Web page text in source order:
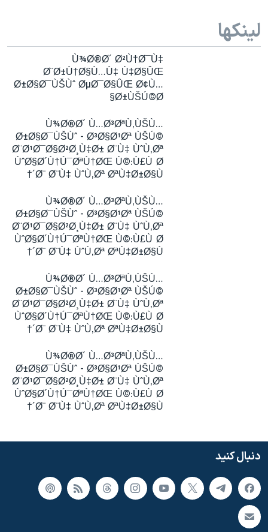
لینکها
Ù¾Ø®Ø´ Ø²Ù†Ø¯Ù‡
Ø¨Ø±Ù†Ø§Ù…Ù‡ Ù‡Ø§ÛŒ
Ø±Ø§Ø¯ÙŠÙˆ ØµØ¯Ø§ÛŒ Ø¢Ù…
Ø±ÙŠÚ©Ø§
Ù¾Ø®Ø´ Ù…Ø³ØªÙ‚ÙŠÙ…
Ø±Ø§Ø¯ÙŠÙˆ - Ø³Ø§Ø¹Øª ÙŠÚ©
Ø¨Ø¹Ø¯Ø§Ø²Ø¸Ù‡Ø± Ø¨Ù‡ ÙˆÙ‚Øª
ÙˆØ§Ø´Ù†Ú¯ØªÙ†ØŒ Ù©:Ù£Ù Ø
´Ø¨ Ø¨Ù‡ ÙˆÙ‚Øª ØªÙ‡Ø±Ø§Ù†
Ù¾Ø®Ø´ Ù…Ø³ØªÙ‚ÙŠÙ…
Ø±Ø§Ø¯ÙŠÙˆ - Ø³Ø§Ø¹Øª ÙŠÚ©
Ø¨Ø¹Ø¯Ø§Ø²Ø¸Ù‡Ø± Ø¨Ù‡ ÙˆÙ‚Øª
ÙˆØ§Ø´Ù†Ú¯ØªÙ†ØŒ Ù©:Ù£Ù Ø
´Ø¨ Ø¨Ù‡ ÙˆÙ‚Øª ØªÙ‡Ø±Ø§Ù†
Ù¾Ø®Ø´ Ù…Ø³ØªÙ‚ÙŠÙ…
Ø±Ø§Ø¯ÙŠÙˆ - Ø³Ø§Ø¹Øª ÙŠÚ©
Ø¨Ø¹Ø¯Ø§Ø²Ø¸Ù‡Ø± Ø¨Ù‡ ÙˆÙ‚Øª
ÙˆØ§Ø´Ù†Ú¯ØªÙ†ØŒ Ù©:Ù£Ù Ø
´Ø¨ Ø¨Ù‡ ÙˆÙ‚Øª ØªÙ‡Ø±Ø§Ù†
Ù¾Ø®Ø´ Ù…Ø³ØªÙ‚ÙŠÙ…
Ø±Ø§Ø¯ÙŠÙˆ - Ø³Ø§Ø¹Øª ÙŠÚ©
Ø¨Ø¹Ø¯Ø§Ø²Ø¸Ù‡Ø± Ø¨Ù‡ ÙˆÙ‚Øª
ÙˆØ§Ø´Ù†Ú¯ØªÙ†ØŒ Ù©:Ù£Ù Ø
´Ø¨ Ø¨Ù‡ ÙˆÙ‚Øª ØªÙ‡Ø±Ø§Ù†
دنبال کنید